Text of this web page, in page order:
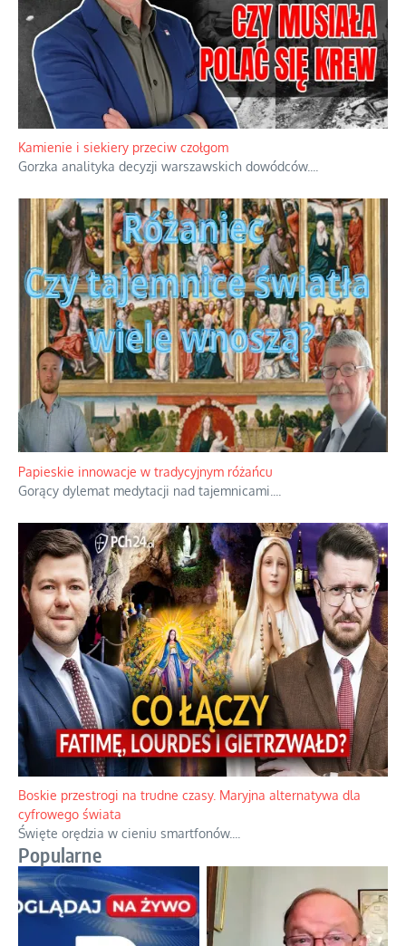
Kamienie i siekiery przeciw czołgom
Gorzka analityka decyzji warszawskich dowódców.
Papieskie innowacje w tradycyjnym różańcu
Gorący dylemat medytacji nad tajemnicami.
Boskie przestrogi na trudne czasy. Maryjna alternatywa dla
cyfrowego świata
Święte orędzia w cieniu smartfonów.
Popularne